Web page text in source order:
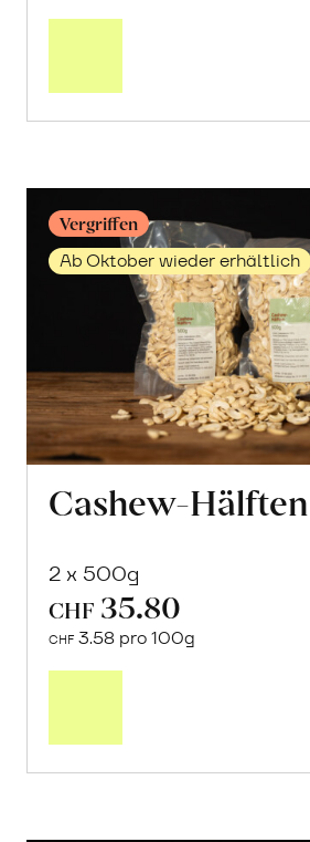
Spinat
Vergriffen
Ab Oktober wieder erhältlich
Cashew-Hälften
2 x 500g
CHF 35.80
CHF 3.58 pro 100g
erfahren